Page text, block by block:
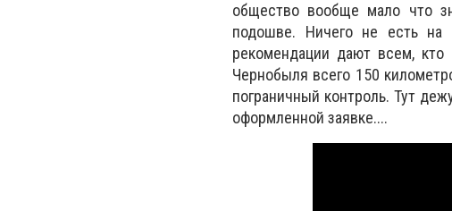
общество вообще мало что
подошве. Ничего не есть на
рекомендации дают всем,
Чернобыля всего 150
пограничный контроль. Тут
оформленной заявке....